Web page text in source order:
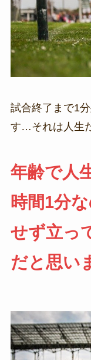
試合終了まで1
す…それは人生
年齢で人
時間1分
せず立っ
だと思い